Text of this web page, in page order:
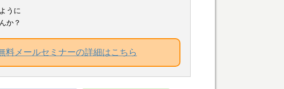
うに
か？
料メールセミナーの詳細はこちら